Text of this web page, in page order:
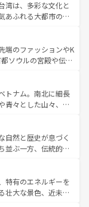
がハワイの魅力を彩
動が待っているハ
アンズの熱帯雨林な
ェやワイン、オージ
サーフィンやダイ
好きにはたまらな
分に味わいつくそ
湾は、多彩な文化と
あふれる大都市の台
など、都市の喧騒
る人に新しい発見と
い台湾の食文化も魅
エティ豊かな料理
コンテンツ一覧を参
端のファッションやK
ソウルの宮殿や伝統
美を楽しむことが
のストリートフード
る。夜には、韓国な
力を心ゆくまで味
の韓国情報はコンテンツ一
トナム。南北に細長
青々とした山々、世
の古い町並みやホ
も、独特の雰囲気を
豊かさとおいしさで
ーヒーなどは、ぜ
てもあたたかい人々
忘れられない旅にな
自然と歴史が息づく
並ぶ一方、伝統的な
マイなどの山岳地
ットやクラビの美し
ができる。タイ料理
特有のエネルギーを
壮大な景色、近未来